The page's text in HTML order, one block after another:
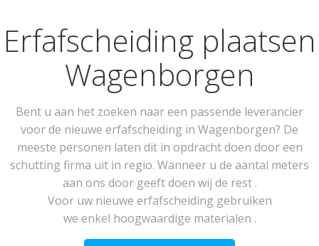
Erfafscheiding plaatsen
Wagenborgen
Bent u aan het zoeken naar een passende leverancier
voor de nieuwe erfafscheiding in Wagenborgen? De
meeste personen laten dit in opdracht doen door een
schutting firma uit in regio. Wanneer u de aantal meters
aan ons door geeft doen wij de rest .
Voor uw nieuwe erfafscheiding gebruiken
we enkel hoogwaardige materialen .